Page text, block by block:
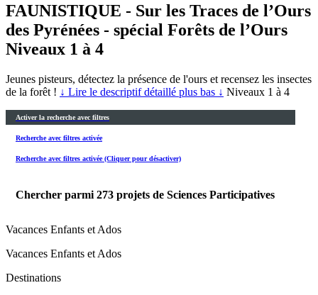
FAUNISTIQUE - Sur les Traces de l’Ours
des Pyrénées - spécial Forêts de l’Ours
Niveaux 1 à 4
Jeunes pisteurs, détectez la présence de l'ours et recensez les insectes
de la forêt ! ↓ Lire le descriptif détaillé plus bas ↓ Niveaux 1 à 4
Activer la recherche avec filtres
Recherche avec filtres activée
Recherche avec filtres activée (Cliquer pour désactiver)
Chercher parmi 273 projets de Sciences Participatives
Vacances Enfants et Ados
Vacances Enfants et Ados
Destinations